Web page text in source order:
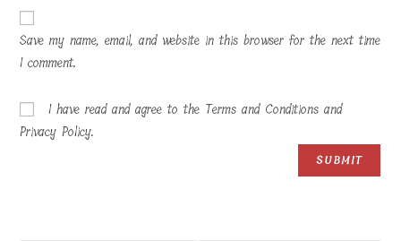
Save my name, email, and website in this browser for the next time
I comment.
I have read and agree to the Terms and Conditions and
Privacy Policy.